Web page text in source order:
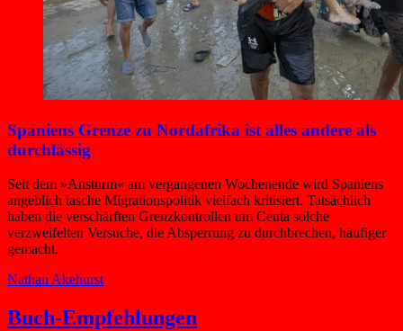
Spaniens Grenze zu Nordafrika ist alles andere als
durchlässig
Seit dem »Ansturm« am vergangenen Wochenende wird Spaniens
angeblich lasche Migrationspolitik vielfach kritisiert. Tatsächlich
haben die verschärften Grenzkontrollen um Ceuta solche
verzweifelten Versuche, die Absperrung zu durchbrechen, häufiger
gemacht.
Nathan Akehurst
Buch-Empfehlungen